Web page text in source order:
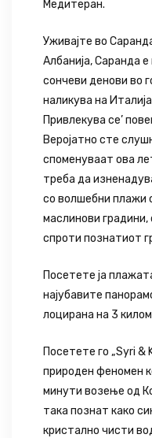
Медитеран.
Уживајте во
Албанија, Саранда
сончеви денови во
наликува на
Привлекува се’
Веројатно сте
споменуваат ова
треба да
со волшебни плажи
маслинови градини,
спроти познатиот
Посетете ја
најубавите
лоцирана на 3
Посетете го „Syri &
природен феномен
минути возење од
така познат како
кристално чисти